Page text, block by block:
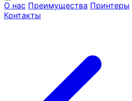
О нас Преимущества Принтеры
Контакты